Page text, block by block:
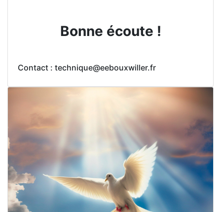
Bonne écoute !
Contact : technique@eebouxwiller.fr